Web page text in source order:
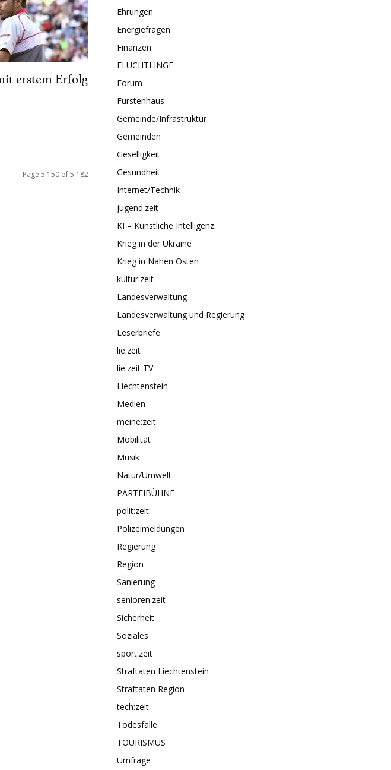
erstem Erfolg
Page 5'150 of 5'182
Ehrungen
Energiefragen
Finanzen
FLÜCHTLINGE
Forum
Fürstenhaus
Gemeinde/Infrastruktur
Gemeinden
Geselligkeit
Gesundheit
Internet/Technik
jugend:zeit
KI – Künstliche Intelligenz
Krieg in der Ukraine
Krieg in Nahen Osten
kultur:zeit
Landesverwaltung
Landesverwaltung und Regierung
Leserbriefe
lie:zeit
lie:zeit TV
Liechtenstein
Medien
meine:zeit
Mobilität
Musik
Natur/Umwelt
PARTEIBÜHNE
polit:zeit
Polizeimeldungen
Regierung
Region
Sanierung
senioren:zeit
Sicherheit
Soziales
sport:zeit
Straftaten Liechtenstein
Straftaten Region
tech:zeit
Todesfälle
TOURISMUS
Umfrage